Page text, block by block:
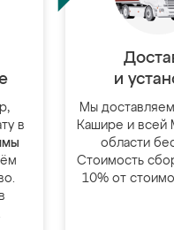
в
и
Мы
Кашире и всей
области
Стоимость
10% от